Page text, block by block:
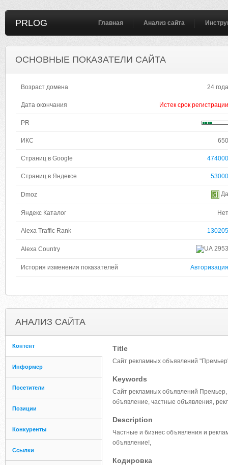
PRLOG Главная Анализ сайта
ОСНОВНЫЕ ПОКАЗАТЕЛИ САЙТА
Возраст домена 24 года
Дата окончания Истек срок регистрации
PR
ИКС 650
Страниц в Google 474000
Страниц в Яндексе 53000
Dmoz Да
Яндекс Каталог Нет
Alexa Traffic Rank 130205
Alexa Country 2953
История изменения показателей Авторизация
АНАЛИЗ САЙТА
Контент
Информер
Посетители
Позиции
Конкуренты
Ссылки
Title
Сайт рекламных объявлений
Keywords
Сайт рекламных объявлений Премьер,
объявление, частные объявления,
Description
Частные и бизнес объявления и
объявление!,
Кодировка